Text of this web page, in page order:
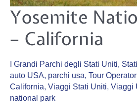
Yosemite
– California
I Grandi Parchi degli Stati Uniti,
auto USA, parchi usa, Tour
California, Viaggi Stati Uniti, Viaggi
national park
Yosemite
National
Park
California